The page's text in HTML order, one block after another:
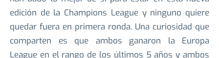
A priori, este podría parecernos fácilmente un
partido de Europa League, pero estos dos equipos
han dado lo mejor de sí para estar en esta nueva
edición de la Champions League y ninguno quiere